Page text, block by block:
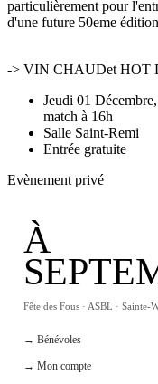
particulièrement pour
d'une future 50eme
-> VIN CHAUDet HOT
Jeudi 01
match à 16h
Salle Saint-Remi
Entrée gratuite
Evènement privé
À
Fête des Fous · ASBL · Sainte-
→ Bénévoles
→ Mon compte